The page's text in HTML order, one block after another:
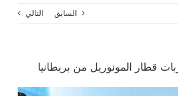
السابق التالي
قطار المونوريل من بريطانيا